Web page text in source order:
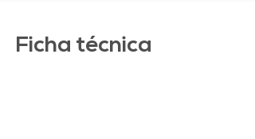
Ficha técnica